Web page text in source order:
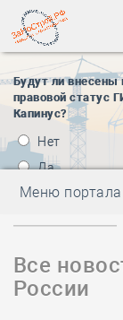
Будут ли
правовой статус
Капинус?
Нет
Да
Меню портала
Все
России